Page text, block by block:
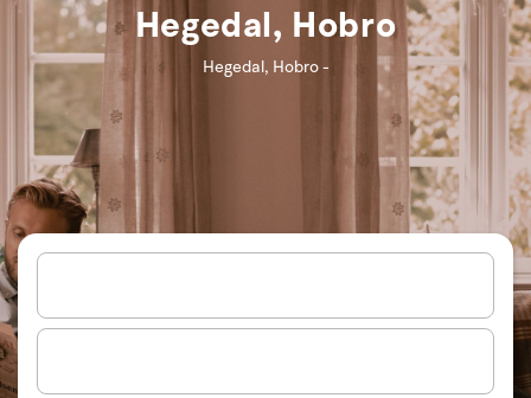
Hegedal, Hobro
Hegedal, Hobro -